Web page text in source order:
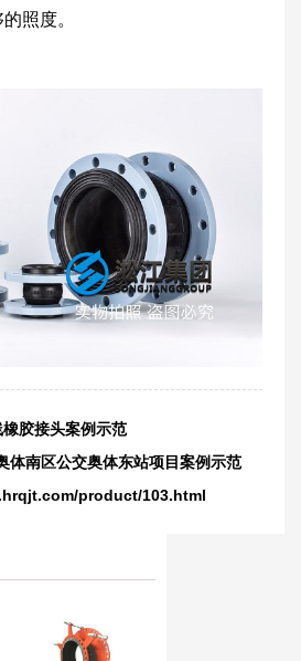
照度。
胶接头案例示范
体南区公交奥体东站项目案例示范
product/103.html